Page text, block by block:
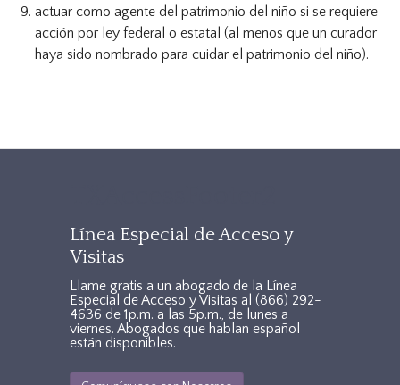
actuar como agente del patrimonio del niño si se requiere
acción por ley federal o estatal (al menos que un curador
haya sido nombrado para cuidar el patrimonio del niño).
Línea Especial de Acceso y
Visitas
Llame gratis a un abogado de la Línea
Especial de Acceso y Visitas al (866) 292-
4636 de 1p.m. a las 5p.m., de lunes a
viernes. Abogados que hablan español
están disponibles.